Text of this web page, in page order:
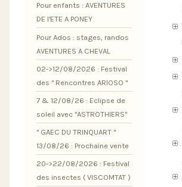
Pour enfants : AVENTURES
DE l'ETE A PONEY
Pour Ados : stages, randos
AVENTURES A CHEVAL
02->12/08/2026 : Festival
des " Rencontres ARIOSO "
7 & 12/08/26 : Eclipse de
soleil avec "ASTROTHIERS"
" GAEC DU TRINQUART "
13/08/26 : Prochaine vente
20->22/08/2026 : Festival
des insectes ( VISCOMTAT )